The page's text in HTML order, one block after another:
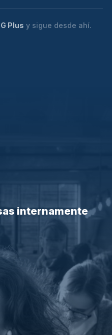
Plus y sigue desde ahí.
internamente